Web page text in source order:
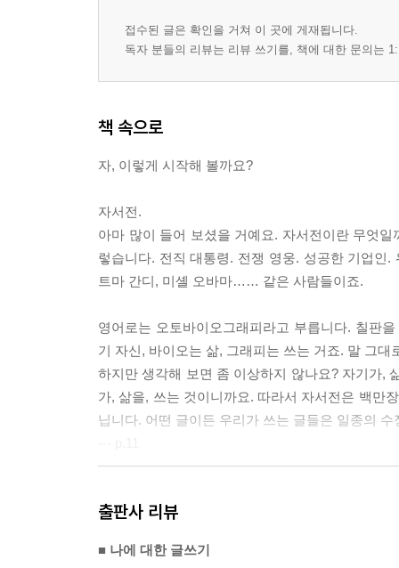
접수된 글은 확인을 거쳐 이 곳에 게재됩니다.
독자 분들의 리뷰는 리뷰 쓰기를, 책에 대한 문의는
책 속으로
자, 이렇게 시작해 볼까요?
자서전.
아마 많이 들어 보셨을 거예요. 자서전이란 무엇
렇습니다. 전직 대통령. 전쟁 영웅. 성공한 기업인
트마 간디, 미셸 오바마…… 같은 사람들이죠.
영어로는 오토바이오그래피라고 부릅니다. 칠판
기 자신, 바이오는 삶, 그래피는 쓰는 거죠. 말 그
하지만 생각해 보면 좀 이상하지 않나요? 자기가,
가, 삶을, 쓰는 것이니까요. 따라서 자서전은 백만
닙니다. 어떤 글이든 우리가 쓰는 글들은 일종의
화란 일종의 통과 발언(throughspeech)
해 이루어지는 행동이고, 따라서 그것은 ‘어떤 임무
출판사 리뷰
■ 나에 대한 글쓰기